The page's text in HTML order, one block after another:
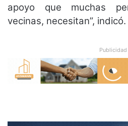
apoyo que muchas
vecinas, necesitan”, indicó.
Publicidad